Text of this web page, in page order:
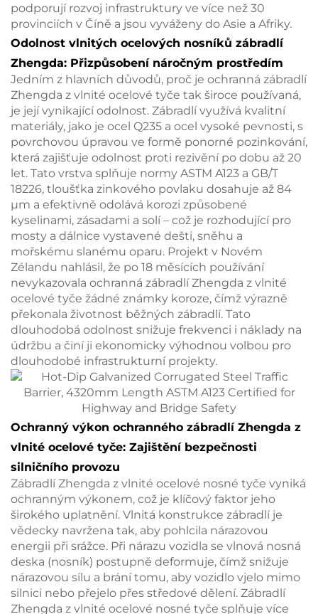
podporují rozvoj infrastruktury ve více než 30
provinciích v Číně a jsou vyváženy do Asie a Afriky.
Odolnost vlnitých ocelových nosníků zábradlí
Zhengda: Přizpůsobení náročným prostředím
Jedním z hlavních důvodů, proč je ochranná zábradlí
Zhengda z vlnité ocelové tyče tak široce používaná,
je její vynikající odolnost. Zábradlí využívá kvalitní
materiály, jako je ocel Q235 a ocel vysoké pevnosti, s
povrchovou úpravou ve formě ponorné pozinkování,
která zajišťuje odolnost proti rezivění po dobu až 20
let. Tato vrstva splňuje normy ASTM A123 a GB/T
18226, tloušťka zinkového povlaku dosahuje až 84
μm a efektivně odolává korozi způsobené
kyselinami, zásadami a solí – což je rozhodující pro
mosty a dálnice vystavené dešti, sněhu a
mořskému slanému oparu. Projekt v Novém
Zélandu nahlásil, že po 18 měsících používání
nevykazovala ochranná zábradlí Zhengda z vlnité
ocelové tyče žádné známky koroze, čímž výrazně
překonala životnost běžných zábradlí. Tato
dlouhodobá odolnost snižuje frekvenci i náklady na
údržbu a činí ji ekonomicky výhodnou volbou pro
dlouhodobé infrastrukturní projekty.
Ochranný výkon ochranného zábradlí Zhengda z
vlnité ocelové tyče: Zajištění bezpečnosti
silničního provozu
Zábradlí Zhengda z vlnité ocelové nosné tyče vyniká
ochranným výkonem, což je klíčový faktor jeho
širokého uplatnění. Vlnitá konstrukce zábradlí je
vědecky navržena tak, aby pohlcila nárazovou
energii při srážce. Při nárazu vozidla se vlnová nosná
deska (nosník) postupně deformuje, čímž snižuje
nárazovou sílu a brání tomu, aby vozidlo vjelo mimo
silnici nebo přejelo přes středové dělení. Zábradlí
Zhengda z vlnité ocelové nosné tyče splňuje více